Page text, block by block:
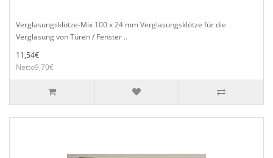
Verglasungsklötze-Mix 100 x 24 mm Verglasungsklötze für die
Verglasung von Türen / Fenster ..
11,54€
Netto9,70€